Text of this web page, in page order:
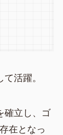
活躍。
確立し、ゴ
在となっ